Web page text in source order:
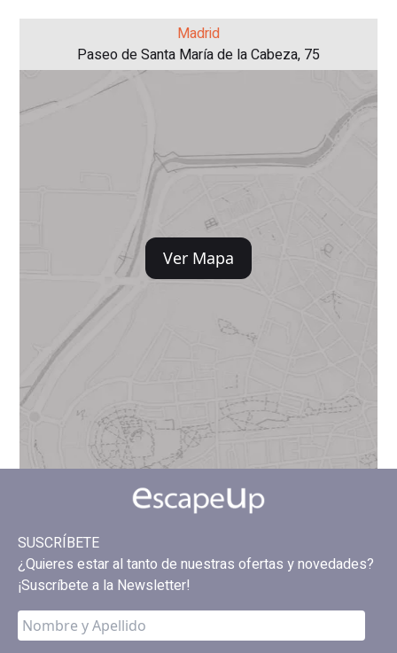
Madrid
Paseo de Santa María de la Cabeza, 75
Ver Mapa
SUSCRÍBETE
¿Quieres estar al tanto de nuestras ofertas y novedades?
¡Suscríbete a la Newsletter!